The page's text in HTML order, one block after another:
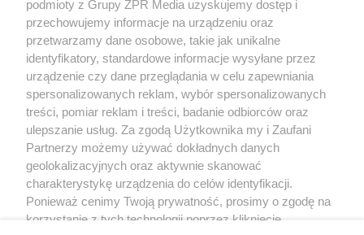
rozpowszechniany lub dalej rozpowszechniany w jakikolwiek sposób (w
tym także elektroniczny lub mechaniczny) na jakimkolwiek polu
eksploatacji w jakiejkolwiek formie, włącznie z umieszczaniem w Internecie
bez pisemnej zgody właściciela praw. Jakiekolwiek użycie lub
wykorzystanie utworów w całości lub w części z naruszeniem prawa, tzn.
bez właściwej zgody, jest zabronione pod groźbą kary i może być ścigane
prawnie.
O nas
podmioty z Grupy ZPR Media uzyskujemy dostęp i
przechowujemy informacje na urządzeniu oraz
przetwarzamy dane osobowe, takie jak unikalne
identyfikatory, standardowe informacje wysyłane przez
urządzenie czy dane przeglądania w celu zapewniania
spersonalizowanych reklam, wybór spersonalizowanych
treści, pomiar reklam i treści, badanie odbiorców oraz
ulepszanie usług. Za zgodą Użytkownika my i Zaufani
Partnerzy możemy używać dokładnych danych
geolokalizacyjnych oraz aktywnie skanować
charakterystykę urządzenia do celów identyfikacji.
Ponieważ cenimy Twoją prywatność, prosimy o zgodę na
korzystanie z tych technologii poprzez kliknięcie